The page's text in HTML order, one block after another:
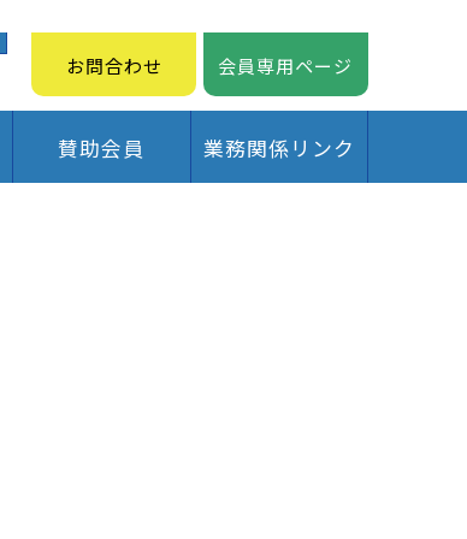
お問合わせ 会員専用ページ
賛助会員 業務関係リンク